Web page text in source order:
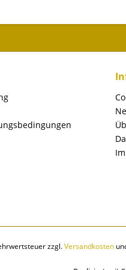
zzgl.Versandkosten